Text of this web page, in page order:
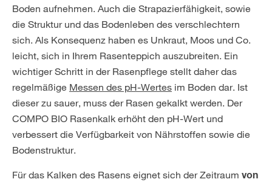
Boden aufnehmen. Auch die Strapazierfähigkeit, sowie
die Struktur und das Bodenleben des verschlechtern
sich. Als Konsequenz haben es Unkraut, Moos und Co.
leicht, sich in Ihrem Rasenteppich auszubreiten. Ein
wichtiger Schritt in der Rasenpflege stellt daher das
regelmäßige Messen des pH-Wertes im Boden dar. Ist
dieser zu sauer, muss der Rasen gekalkt werden. Der
COMPO BIO Rasenkalk erhöht den pH-Wert und
verbessert die Verfügbarkeit von Nährstoffen sowie die
Bodenstruktur.
Für das Kalken des Rasens eignet sich der Zeitraum von